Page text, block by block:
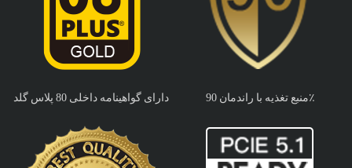
دارای گواهینامه داخلی 80 پلاس گلد منبع تغذیه با راندمان 90٪